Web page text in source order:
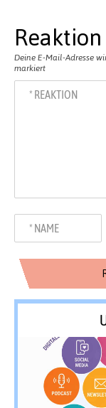
Deine E-Mail-Adresse
markiert